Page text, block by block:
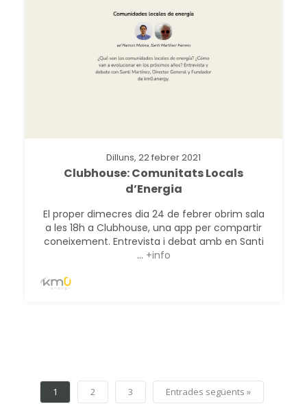
Dilluns, 22 febrer 2021
Clubhouse: Comunitats Locals
d’Energia
El proper dimecres dia 24 de febrer obrim sala
a les 18h a Clubhouse, una app per compartir
coneixement. Entrevista i debat amb en Santi
... +info
1 2 3 Entrades següents »